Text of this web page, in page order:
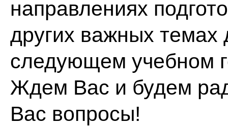
направлениях
других важных
следующем учебном
Ждем Вас и будем
Вас вопросы!